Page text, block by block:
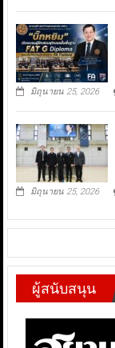
มิถุนายน 25, 2026
มิถุนายน 25, 2026
ผู้สนับสนุน